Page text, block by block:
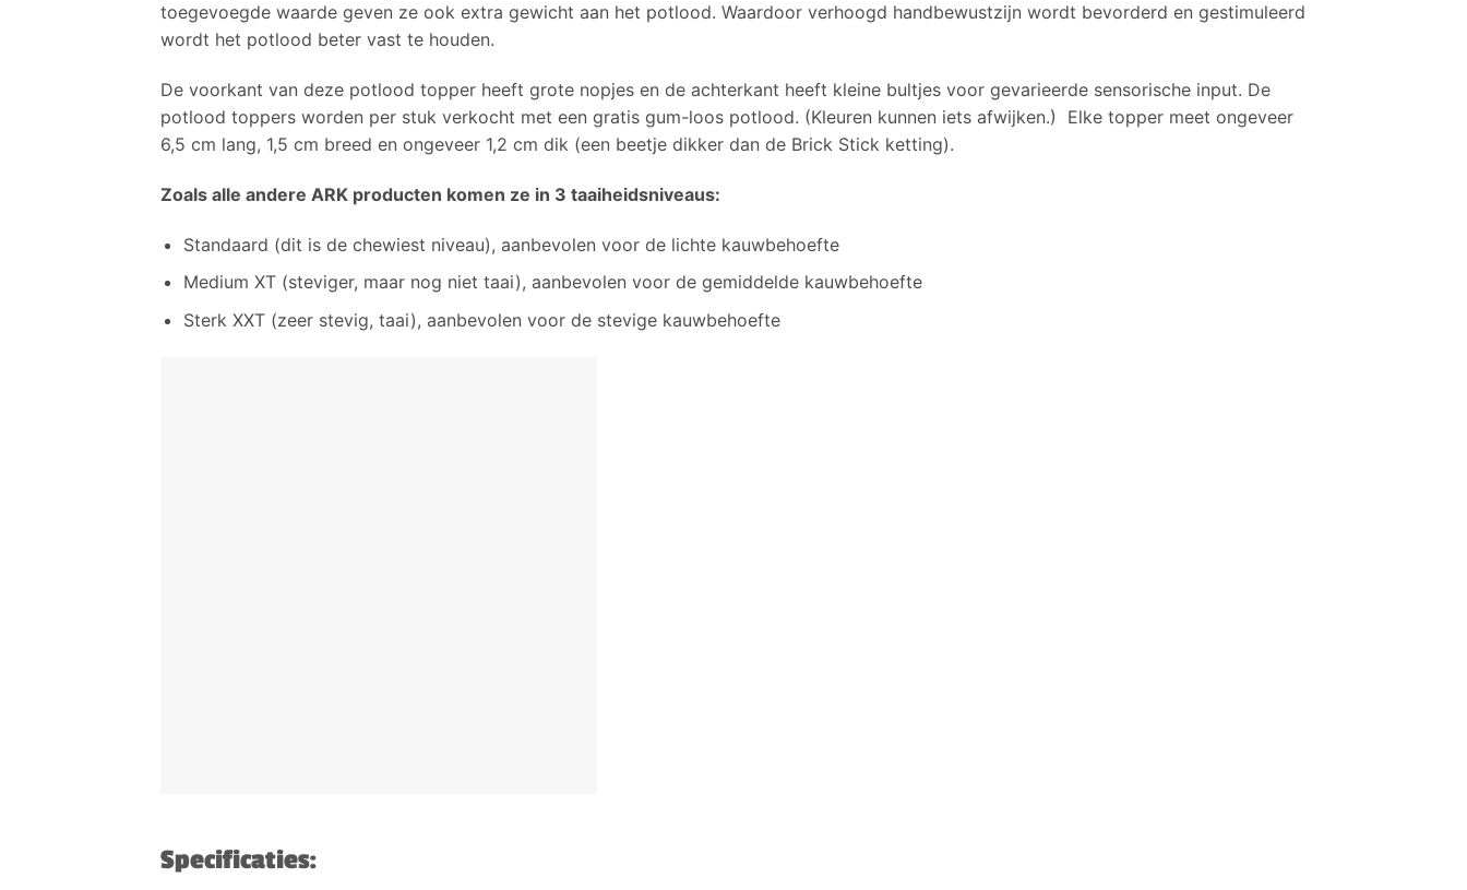
toegevoegde waarde geven ze ook extra gewicht aan het potlood. Waardoor verhoogd handbewustzijn wordt bevorderd en gestimuleerd
wordt het potlood beter vast te houden.
De voorkant van deze potlood topper heeft grote nopjes en de achterkant heeft kleine bultjes voor gevarieerde sensorische input. De
potlood toppers worden per stuk verkocht met een gratis gum-loos potlood. (Kleuren kunnen iets afwijken.) Elke topper meet ongeveer
6,5 cm lang, 1,5 cm breed en ongeveer 1,2 cm dik (een beetje dikker dan de Brick Stick ketting).
Zoals alle andere ARK producten komen ze in 3 taaiheidsniveaus:
Standaard (dit is de chewiest niveau), aanbevolen voor de lichte kauwbehoefte
Medium XT (steviger, maar nog niet taai), aanbevolen voor de gemiddelde kauwbehoefte
Sterk XXT (zeer stevig, taai), aanbevolen voor de stevige kauwbehoefte
Specificaties: